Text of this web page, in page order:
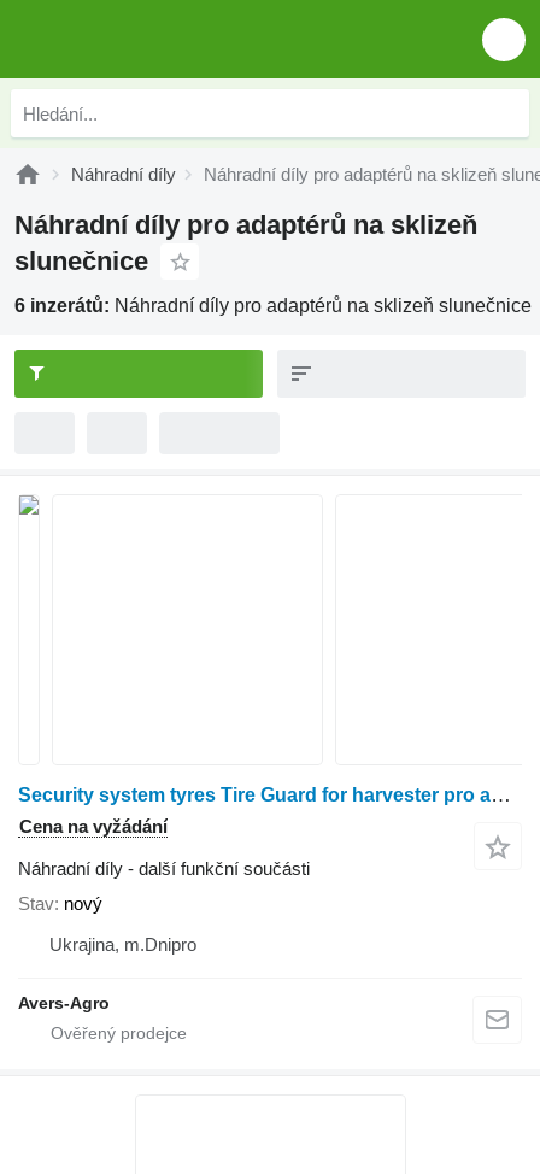
Náhradní díly Náhradní díly pro adaptérů na sklizeň
Náhradní díly pro adaptérů na sklizeň
slunečnice
6 inzerátů: Náhradní díly pro adaptérů na sklizeň slunečnice
Security system tyres Tire Guard for harvester pro adaptéru na sklizeň slunečnice Fantini
Cena na vyžádání
Náhradní díly - další funkční součásti
Stav nový
Ukrajina, m.Dnipro
Avers-Agro